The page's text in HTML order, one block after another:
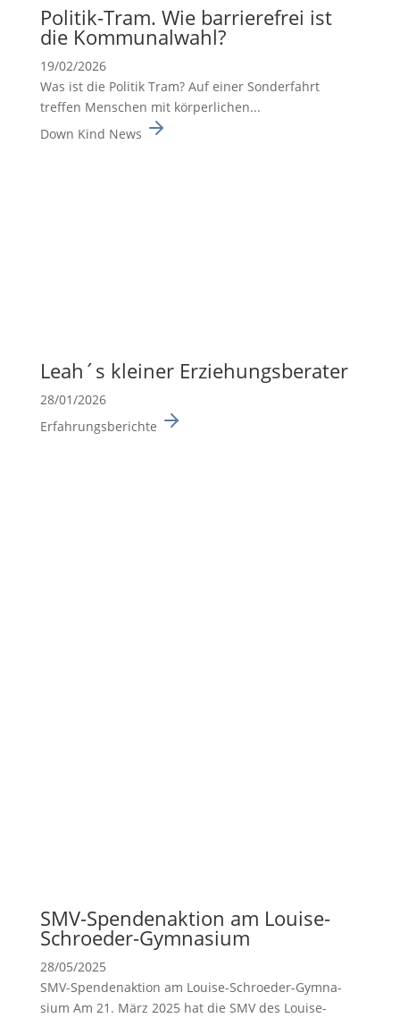
Politik-Tram. Wie barrie­re­frei ist
die Kommu­nal­wahl?
19/02/2026
Was ist die Politik Tram? Auf einer Sonderfahrt
treffen Menschen mit körperlichen...
Down Kind News
Leah´s kleiner Erzie­hungs­be­rater
28/01/2026
Erfahrungsberichte
SMV-Spenden­ak­tion am Louise-
Schroeder-Gymna­sium
28/05/2025
SMV-Spenden­ak­tion am Louise-Schroeder-Gymna­
sium Am 21. März 2025 hat die SMV des Louise-